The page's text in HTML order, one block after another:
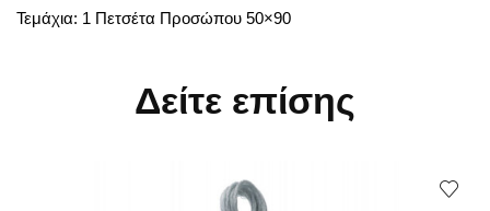
Τεμάχια: 1 Πετσέτα Προσώπου 50×90
Δείτε επίσης